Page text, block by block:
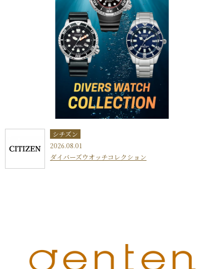
シチズン
2026.08.01
ダイバーズウオッチコレクション